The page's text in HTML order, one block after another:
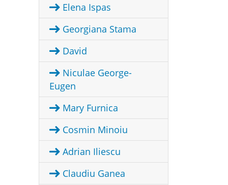
Elena Ispas
Georgiana Stama
David
Niculae George-
Eugen
Mary Furnica
Cosmin Minoiu
Adrian Iliescu
Claudiu Ganea